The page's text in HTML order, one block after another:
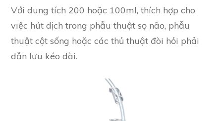
Với dung tích 200 hoặc 100ml, thích hợp cho
việc hút dịch trong phẫu thuật sọ não, phẫu
thuật cột sống hoặc các thủ thuật đòi hỏi phải
dẫn lưu kéo dài.